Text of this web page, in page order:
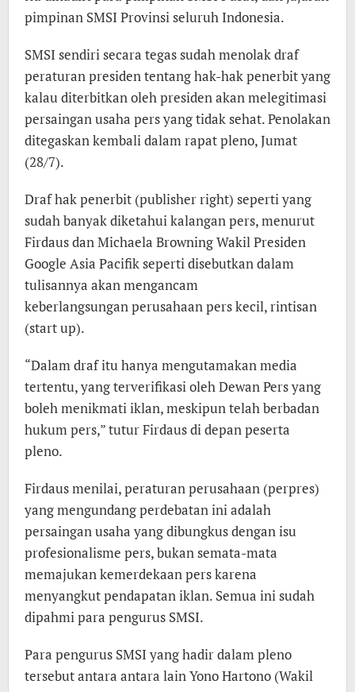
pimpinan SMSI Provinsi seluruh Indonesia.
SMSI sendiri secara tegas sudah menolak draf
peraturan presiden tentang hak-hak penerbit yang
kalau diterbitkan oleh presiden akan melegitimasi
persaingan usaha pers yang tidak sehat. Penolakan
ditegaskan kembali dalam rapat pleno, Jumat
(28/7).
Draf hak penerbit (publisher right) seperti yang
sudah banyak diketahui kalangan pers, menurut
Firdaus dan Michaela Browning Wakil Presiden
Google Asia Pacifik seperti disebutkan dalam
tulisannya akan mengancam
keberlangsungan perusahaan pers kecil, rintisan
(start up).
“Dalam draf itu hanya mengutamakan media
tertentu, yang terverifikasi oleh Dewan Pers yang
boleh menikmati iklan, meskipun telah berbadan
hukum pers,” tutur Firdaus di depan peserta
pleno.
Firdaus menilai, peraturan perusahaan (perpres)
yang mengundang perdebatan ini adalah
persaingan usaha yang dibungkus dengan isu
profesionalisme pers, bukan semata-mata
memajukan kemerdekaan pers karena
menyangkut pendapatan iklan. Semua ini sudah
dipahmi para pengurus SMSI.
Para pengurus SMSI yang hadir dalam pleno
tersebut antara antara lain Yono Hartono (Wakil